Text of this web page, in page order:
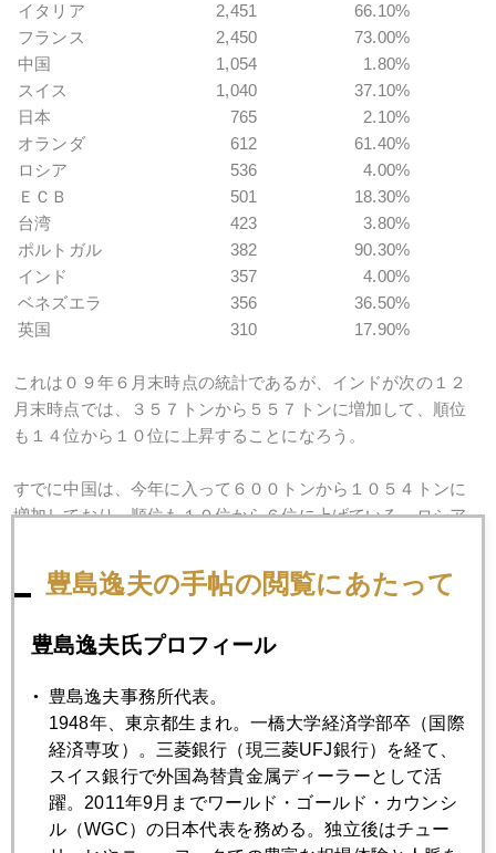
イタリア
2,451
66.10%
フランス
2,450
73.00%
中国
1,054
1.80%
スイス
1,040
37.10%
日本
765
2.10%
オランダ
612
61.40%
ロシア
536
4.00%
ＥＣＢ
501
18.30%
台湾
423
3.80%
ポルトガル
382
90.30%
インド
357
4.00%
ベネズエラ
356
36.50%
英国
310 17.90%
これは０９年６月末時点の統計であるが、インドが次の１２
月末時点では、３５７トンから５５７トンに増加して、順位
も１４位から１０位に上昇することになろう。
すでに中国は、今年に入って６００トンから１０５４トンに
増加しており、順位も１０位から６位に上げている。ロシア
の割合は欧米に比べれば桁違いに低いのだ。
日本が金購入を検討するか否か注目されるところ。
2009年
1月 2月 3月 4月 5月 6月
7月 8月 9月 10月 11月 12月
豊島逸夫の手帖の閲覧にあたって
豊島逸夫氏プロフィール
豊島逸夫事務所代表。
1948年、東京都生まれ。一橋大学経済学部卒（国際
経済専攻）。三菱銀行（現三菱UFJ銀行）を経て、
スイス銀行で外国為替貴金属ディーラーとして活
躍。2011年9月までワールド・ゴールド・カウンシ
ル（WGC）の日本代表を務める。独立後はチュー